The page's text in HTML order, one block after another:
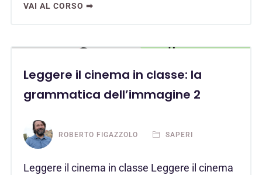
VAI AL CORSO ➡
Leggere il cinema in classe: la
grammatica dell’immagine 2
ROBERTO FIGAZZOLO SAPERI
Leggere il cinema in classe Leggere il cinema